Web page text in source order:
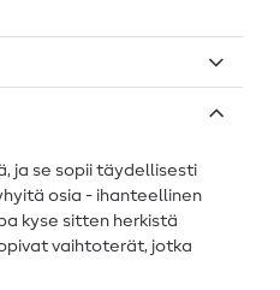
ja se sopii täydellisesti
osia - ihanteellinen
kyse sitten herkistä
vaihtoterät, jotka